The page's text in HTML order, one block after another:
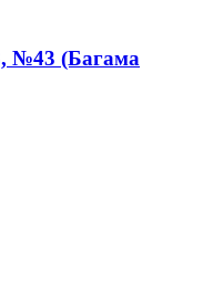
№43 (Багама